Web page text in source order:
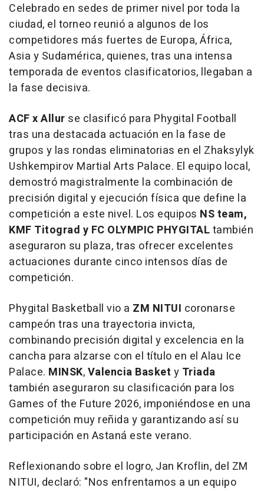
Celebrado en sedes de primer nivel por toda la
ciudad, el torneo reunió a algunos de los
competidores más fuertes de Europa, África,
Asia y Sudamérica, quienes, tras una intensa
temporada de eventos clasificatorios, llegaban a
la fase decisiva.
ACF x Allur se clasificó para Phygital Football
tras una destacada actuación en la fase de
grupos y las rondas eliminatorias en el Zhaksylyk
Ushkempirov Martial Arts Palace. El equipo local,
demostró magistralmente la combinación de
precisión digital y ejecución física que define la
competición a este nivel. Los equipos NS team,
KMF Titograd y FC OLYMPIC PHYGITALtambién
aseguraron su plaza, tras ofrecer excelentes
actuaciones durante cinco intensos días de
competición.
Phygital Basketball vio a ZM NITUI coronarse
campeón tras una trayectoria invicta,
combinando precisión digital y excelencia en la
cancha para alzarse con el título en el Alau Ice
Palace. MINSK,Valencia Basket y Triada
también aseguraron su clasificación para los
Games of the Future 2026, imponiéndose en una
competición muy reñida y garantizando así su
participación en Astaná este verano.
Reflexionando sobre el logro, Jan Kroflin, del ZM
NITUI, declaró: "Nos enfrentamos a un equipo